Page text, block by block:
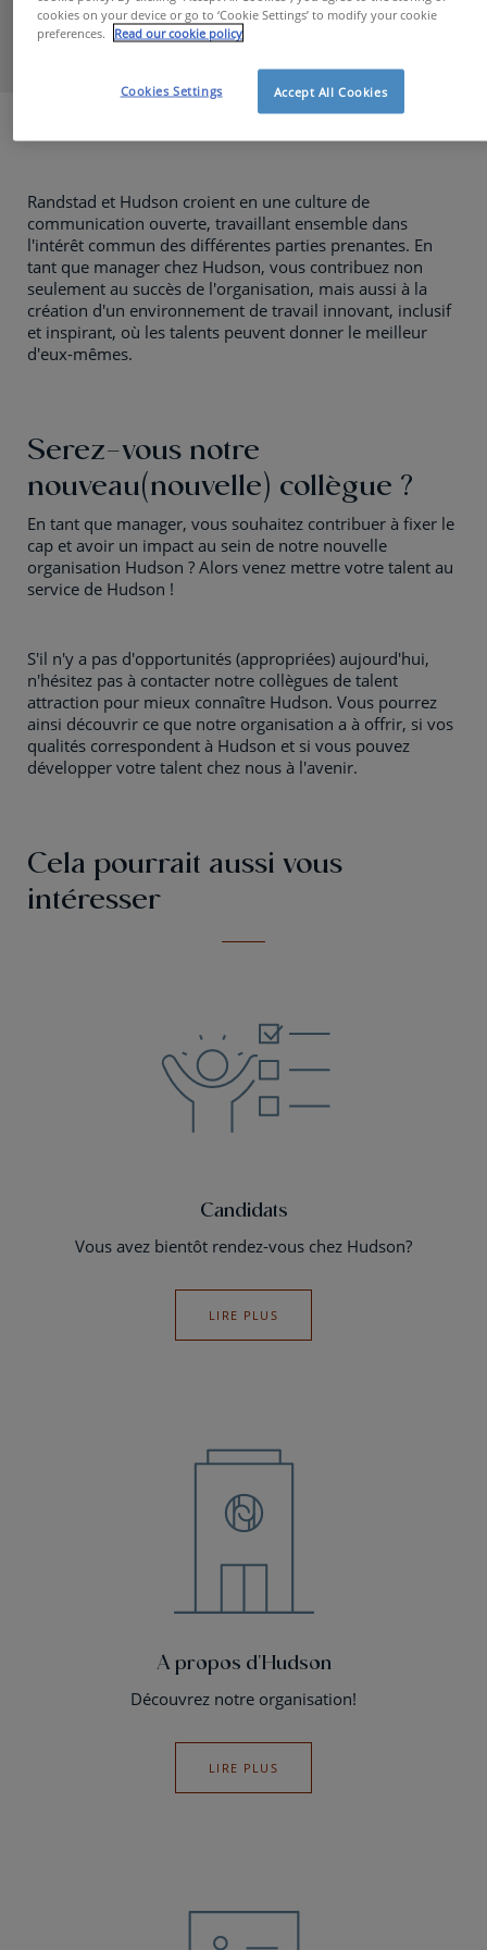
Randstad et Hudson croient en une culture de
communication ouverte, travaillant ensemble dans
l'intérêt commun des différentes parties prenantes. En
tant que manager chez Hudson, vous contribuez non
seulement au succès de l'organisation, mais aussi à la
création d'un environnement de travail innovant, inclusif
et inspirant, où les talents peuvent donner le meilleur
d'eux-mêmes.
Serez-vous notre
nouveau(nouvelle) collègue ?
En tant que manager, vous souhaitez contribuer à fixer le
cap et avoir un impact au sein de notre nouvelle
organisation Hudson ? Alors venez mettre votre talent au
service de Hudson !
S'il n'y a pas d'opportunités (appropriées) aujourd'hui,
n'hésitez pas à contacter notre collègues de talent
attraction pour mieux connaître Hudson. Vous pourrez
ainsi découvrir ce que notre organisation a à offrir, si vos
qualités correspondent à Hudson et si vous pouvez
développer votre talent chez nous à l'avenir.
Cela pourrait aussi vous
intéresser
Candidats
Vous avez bientôt rendez-vous chez Hudson?
LIRE PLUS
A propos d'Hudson
Découvrez notre organisation!
LIRE PLUS
cookies on your device or go to ‘Cookie Settings’ to modify your cookie
preferences.
Read our cookie policy
Accept All Cookies
Cookies Settings